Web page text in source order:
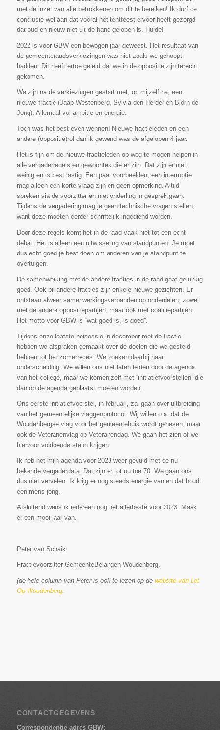
met de inzet van alle betrokkenen om dit te bereiken! Ik durf de
conclusie wel aan dat vooral het tentfeest ervoor heeft gezorgd
dat oud en nieuw niet uit de hand gelopen is. Hulde!
2022 is voor GBW een bewogen jaar geweest. Het resultaat van
de gemeenteraadsverkiezingen was niet zoals we gehoopt
hadden. Dit heeft ertoe geleid dat we in de oppositie zijn terecht
gekomen.
We zijn na de verkiezingen gestart met, op mijzelf na, een
nieuwe fractie (Jaap Westenberg, Sylvia den Herder en Björn de
Jong). Allemaal vol ambitie en energie.
Toch was het best even wennen! Nieuwe fractieleden en een
andere (oppositie)rol dan ik gewend was de afgelopen 4 jaar.
Het is fijn om de nieuwe fractieleden op weg te mogen helpen in
alle vergaderregels en gewoontes die er zijn. Dat zijn er niet
weinig en is best lastig. Een paar voorbeelden; een interruptie
mag alleen een korte vraag zijn en geen opmerking. Altijd
spreken via de voorzitter en niet onderling in gesprek gaan.
Tijdens de vergadering mag je geen technische vragen stellen,
want deze moeten eerder schriftelijk ingediend worden.
Door deze regels komt het in de raad vaak niet tot een echt
debat. Het is alleen een uitwisseling van standpunten. Je moet
dus echt goed je best doen om anderen van je standpunt te
overtuigen.
De samenwerking met de andere fracties in de raad gaat gelukkig
goed. Ook bij andere fracties zijn enkele nieuwe gezichten. Er
ontstaan alweer samenwerkingsverbanden op onderdelen, zowel
met de andere oppositiepartijen, maar ook met coalitiepartijen.
Het motto voor GBW is “wat goed is, is goed”.
Tijdens onze laatste heisessie in december met de fractie
hebben we afspraken gemaakt over de doelen die we gesteld
hebben tot het zomerreces. We zoeken daarbij naar
onderscheiding. We willen ons niet laten leiden door de agenda
van het college, maar we komen zelf met “initiatiefvoorstellen” die
dan op de agenda geplaatst moeten worden.
Ons eerste initiatiefvoorstel, in februari, zal gaan over uitbreiding
van het gemeentelijke vlaggenprotocol. Wij willen o.a. dat de
Woudenbergse vlag voor het gemeentehuis wordt gehesen, maar
ook de Veteranenvlag op Veteranendag. We gaan het zien of we
hiervoor voldoende steun krijgen.
Ik heb net mijn agenda voor 2023 weer gevuld met de nu
bekende vergaderdata. Dat zijn er tot nu toe 70. We gaan ons
dus niet vervelen. Ik krijg er nog steeds energie van en dat houdt
een mens jong.
Afsluitend wens ik iedereen nog het allerbeste voor 2023. Maak
er een mooi jaar van.
Peter van Schaik
Fractievoorzitter GemeenteBelangen Woudenberg.
(de hele column van Peter is ook te lezen op de website van Let
Op Woudenberg.
CONTACTGEGEVENS
Correspondentie adres GBW: